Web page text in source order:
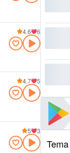
4.6 6
4.7 5
5 3